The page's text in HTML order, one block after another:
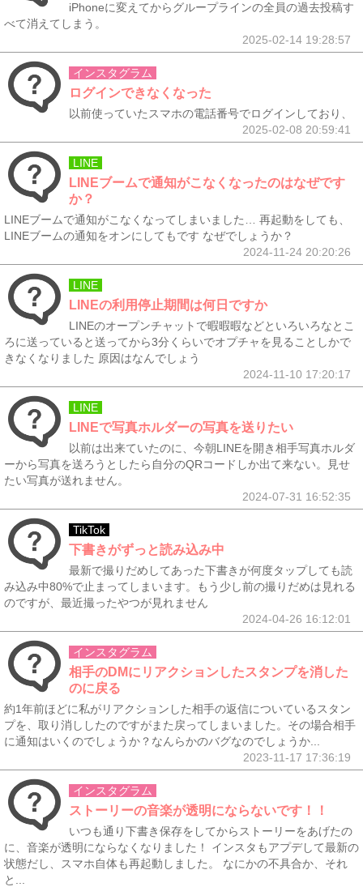
iPhoneに変えてからグループラインの全員の過去投稿す
べて消えてしまう。
2025-02-14 19:28:57
インスタグラム
ログインできなくなった
以前使っていたスマホの電話番号でログインしており、
2025-02-08 20:59:41
LINE
LINEブームで通知がこなくなったのはなぜです
か？
LINEブームで通知がこなくなってしまいました… 再起動をしても、
LINEブームの通知をオンにしてもです なぜでしょうか？
2024-11-24 20:20:26
LINE
LINEの利用停止期間は何日ですか
LINEのオープンチャットで暇暇暇などといろいろなとこ
ろに送っていると送ってから3分くらいでオプチャを見ることしかで
きなくなりました 原因はなんでしょう
2024-11-10 17:20:17
LINE
LINEで写真ホルダーの写真を送りたい
以前は出来ていたのに、今朝LINEを開き相手写真ホルダ
ーから写真を送ろうとしたら自分のQRコードしか出て来ない。見せ
たい写真が送れません。
2024-07-31 16:52:35
TikTok
下書きがずっと読み込み中
最新で撮りだめしてあった下書きが何度タップしても読
み込み中80%で止まってしまいます。もう少し前の撮りだめは見れる
のですが、最近撮ったやつが見れません
2024-04-26 16:12:01
インスタグラム
相手のDMにリアクションしたスタンプを消した
のに戻る
約1年前ほどに私がリアクションした相手の返信についているスタン
プを、取り消ししたのですがまた戻ってしまいました。その場合相手
に通知はいくのでしょうか？なんらかのバグなのでしょうか...
2023-11-17 17:36:19
インスタグラム
ストーリーの音楽が透明にならないです！！
いつも通り下書き保存をしてからストーリーをあげたの
に、音楽が透明にならなくなりました！ インスタもアプデして最新の
状態だし、スマホ自体も再起動しました。 なにかの不具合か、それ
と...